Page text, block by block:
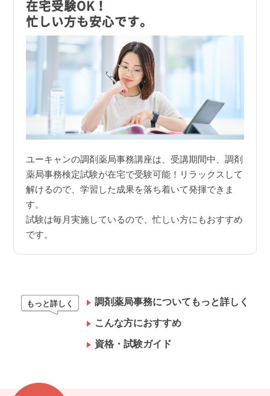
在宅受験OK！
忙しい方も安心です。
ユーキャンの調剤薬局事務講座は、受講期間中、調剤
薬局事務検定試験が在宅で受験可能！リラックスして
解けるので、学習した成果を落ち着いて発揮できま
す。
試験は毎月実施しているので、忙しい方にもおすすめ
です。
もっと詳しく 調剤薬局事務についてもっと詳しく
こんな方におすすめ
資格・試験ガイド